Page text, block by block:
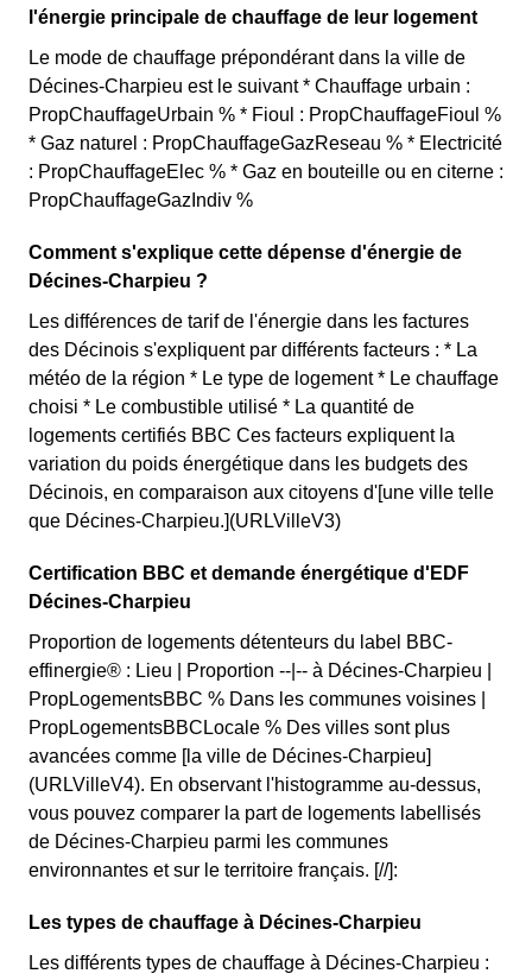
l'énergie principale de chauffage de leur logement
Le mode de chauffage prépondérant dans la ville de
Décines-Charpieu est le suivant * Chauffage urbain :
PropChauffageUrbain % * Fioul : PropChauffageFioul %
* Gaz naturel : PropChauffageGazReseau % * Electricité
: PropChauffageElec % * Gaz en bouteille ou en citerne :
PropChauffageGazIndiv %
Comment s'explique cette dépense d'énergie de
Décines-Charpieu ?
Les différences de tarif de l'énergie dans les factures
des Décinois s'expliquent par différents facteurs : * La
météo de la région * Le type de logement * Le chauffage
choisi * Le combustible utilisé * La quantité de
logements certifiés BBC Ces facteurs expliquent la
variation du poids énergétique dans les budgets des
Décinois, en comparaison aux citoyens d'[une ville telle
que Décines-Charpieu.](URLVilleV3)
Certification BBC et demande énergétique d'EDF
Décines-Charpieu
Proportion de logements détenteurs du label BBC-
effinergie® : Lieu | Proportion --|-- à Décines-Charpieu |
PropLogementsBBC % Dans les communes voisines |
PropLogementsBBCLocale % Des villes sont plus
avancées comme [la ville de Décines-Charpieu]
(URLVilleV4). En observant l'histogramme au-dessus,
vous pouvez comparer la part de logements labellisés
de Décines-Charpieu parmi les communes
environnantes et sur le territoire français. [//]:
Les types de chauffage à Décines-Charpieu
Les différents types de chauffage à Décines-Charpieu :